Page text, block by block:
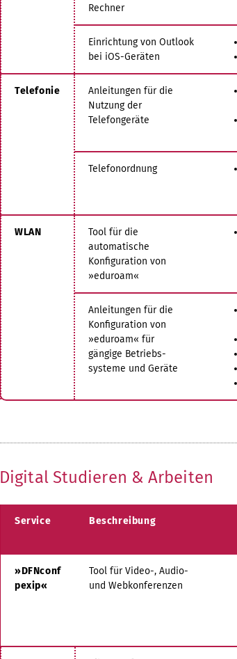
Rechner
Einrichtung von Outlook
bei iOS-Geräten
Telefonie
Anleitungen für die
Nutzung der
Telefongeräte
Telefonordnung
WLAN
Tool für die
automatische
Konfiguration von
»eduroam«
Anleitungen für die
Konfiguration von
»eduroam« für
gängige Betriebs-
systeme und Geräte
Digital Studieren & Arbeiten
Service Beschreibung
»DFNconf
pexip«
Tool für Video-, Audio-
und Webkonferenzen